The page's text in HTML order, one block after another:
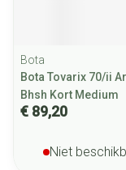
Bota
Bota Tovarix 70/ii
Bhsh Kort Medium
€ 89,20
Niet